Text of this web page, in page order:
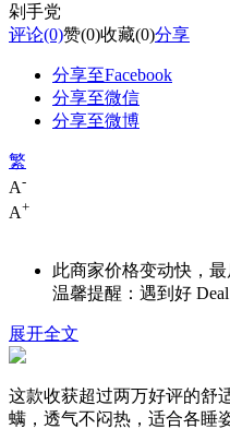
剁手党
评论(0)赞(0)收藏(0)分享
分享至Facebook
分享至微信
分享至微博
繁
A-
A+
此商家价格变动快，
温馨提醒：遇到好
展开全文
这款收获超过两万好评的舒
螨，透气不闷热，适合各睡